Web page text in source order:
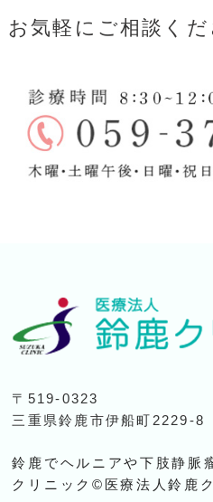
お気軽にご相談くだ
〒519-0323
三重県鈴鹿市伊船町2229-8
鈴鹿でヘルニアや下肢静脈
クリニック©医療法人鈴鹿